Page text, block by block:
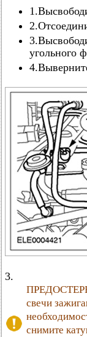
угольного
3.
свечи
снимите